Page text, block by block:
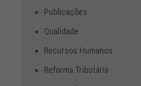
Publicações
Qualidade
Recursos Humanos
Reforma Tributária